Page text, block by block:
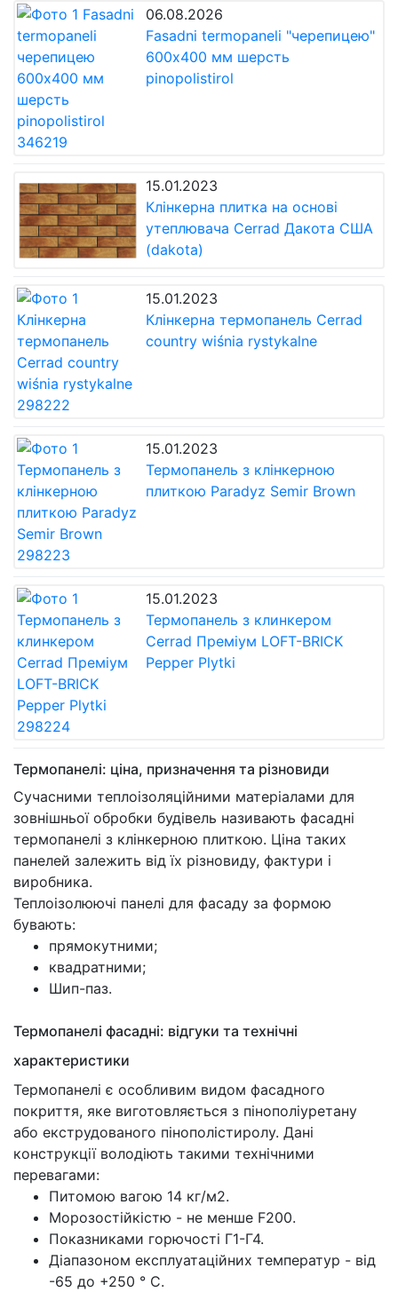
06.08.2026
Fasadnі termopanelі "черепицею"
600x400 мм шерсть
pіnopolіstirol
15.01.2023
Клінкерна плитка на основі
утеплювача Cerrad Дакота США
(dakota)
15.01.2023
Клінкерна термопанель Cerrad
country wiśnia rystykalne
15.01.2023
Термопанель з клінкерною
плиткою Paradyz Semir Brown
15.01.2023
Термопанель з клинкером
Cerrad Преміум LOFT-BRICK
Pepper Plytki
Термопанелі: ціна, призначення та різновиди
Сучасними теплоізоляційними матеріалами для
зовнішньої обробки будівель називають фасадні
термопанелі з клінкерною плиткою. Ціна таких
панелей залежить від їх різновиду, фактури і
виробника.
Теплоізолюючі панелі для фасаду за формою
бувають:
прямокутними;
квадратними;
Шип-паз.
Термопанелі фасадні: відгуки та технічні
характеристики
Термопанелі є особливим видом фасадного
покриття, яке виготовляється з пінополіуретану
або екструдованого пінополістиролу. Дані
конструкції володіють такими технічними
перевагами:
Питомою вагою 14 кг/м2.
Морозостійкістю - не менше F200.
Показниками горючості Г1-Г4.
Діапазоном експлуатаційних температур - від
-65 до +250 ° С.